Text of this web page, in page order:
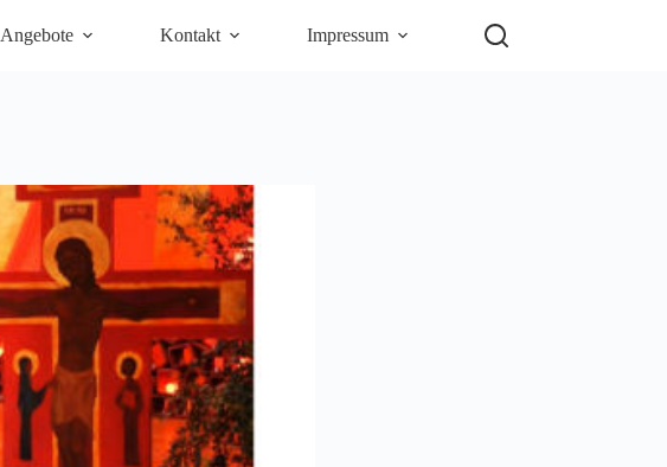
Angebote Kontakt Impressum